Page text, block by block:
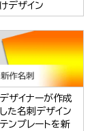
けデザイン
デザイナーが作成
した名刺デザイン
テンプレートを新